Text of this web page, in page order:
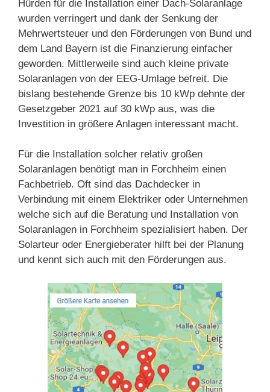
Hürden für die Installation einer Dach-Solaranlage
wurden verringert und dank der Senkung der
Mehrwertsteuer und den Förderungen von Bund und
dem Land Bayern ist die Finanzierung einfacher
geworden. Mittlerweile sind auch kleine private
Solaranlagen von der EEG-Umlage befreit. Die
bislang bestehende Grenze bis 10 kWp dehnte der
Gesetzgeber 2021 auf 30 kWp aus, was die
Investition in größere Anlagen interessant macht.
Für die Installation solcher relativ großen
Solaranlagen benötigt man in Forchheim einen
Fachbetrieb. Oft sind das Dachdecker in
Verbindung mit einem Elektriker oder Unternehmen
welche sich auf die Beratung und Installation von
Solaranlagen in Forchheim spezialisiert haben. Der
Solarteur oder Energieberater hilft bei der Planung
und kennt sich auch mit den Förderungen aus.